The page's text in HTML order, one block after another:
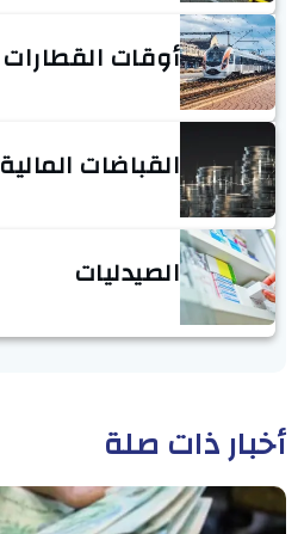
أوقات القطارات
القباضات المالية
الصيدليات
أخبار ذات صلة